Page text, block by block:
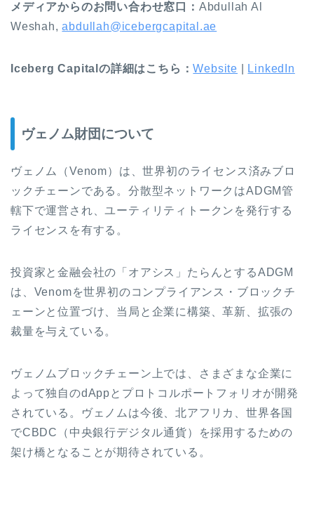
メディアからのお問い合わせ窓口： Abdullah Al
Weshah,abdullah@icebergcapital.ae
Iceberg Capitalの詳細はこちら：Website LinkedIn
ヴェノム財団について
ヴェノム（Venom）は、世界初のライセンス済みブロ
ックチェーンである。分散型ネットワークはADGM管
轄下で運営され、ユーティリティトークンを発行する
ライセンスを有する。
投資家と金融会社の「オアシス」たらんとするADGM
は、Venomを世界初のコンプライアンス・ブロックチ
ェーンと位置づけ、当局と企業に構築、革新、拡張の
裁量を与えている。
ヴェノムブロックチェーン上では、さまざまな企業に
よって独自のdAppとプロトコルポートフォリオが開発
されている。ヴェノムは今後、北アフリカ、世界各国
でCBDC（中央銀行デジタル通貨）を採用するための
架け橋となることが期待されている。